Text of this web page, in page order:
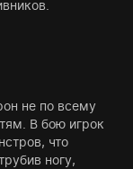
не по всему
В бою игрок
что
ногу,